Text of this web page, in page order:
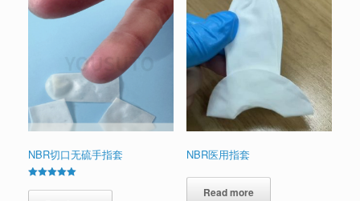
NBR切口无硫手指套
5.00
NBR医用指套
Read more